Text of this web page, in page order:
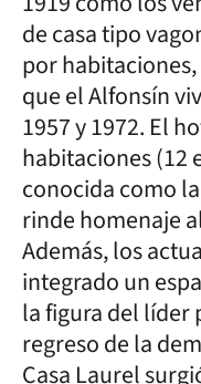
de casa tipo
por
que el Alfonsín
1957 y 1972. El
habitaciones (12
conocida como
rinde homenaje
Además, los
integrado un
la figura del líder
regreso de la
Casa Laurel